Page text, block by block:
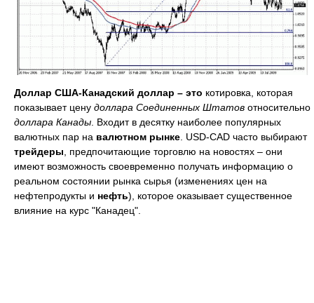
Доллар США-Канадский доллар – это котировка, которая
показывает цену доллара Соединенных Штатов относительно
доллара Канады . Входит в десятку наиболее популярных
валютных пар на валютном рынке . USD-CAD часто выбирают
трейдеры , предпочитающие торговлю на новостях – они
имеют возможность своевременно получать информацию о
реальном состоянии рынка сырья (изменениях цен на
нефтепродукты и нефть), которое оказывает существенное
влияние на курс "Канадец".